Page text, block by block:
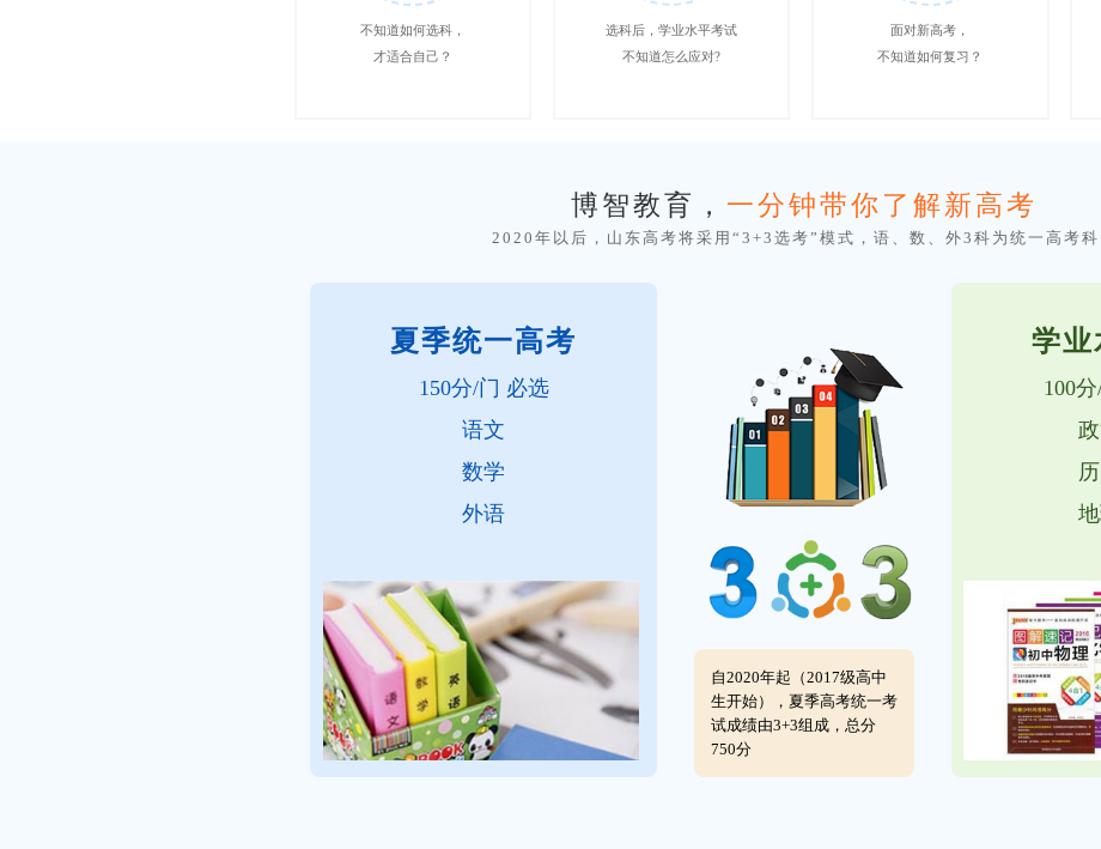
不知道如何选科，
才适合自己？
选科后，学业水平考试
不知道怎么应对?
面对新高考，
不知道如何复习？
博智教育， 一分钟带你了解新高考
2020年以后，山东高考将采用“3+3选考”模式，语、数、外3科为统一高考科
夏季统一高考
150分/门 必选
语文
数学
外语
自2020年起（2017级高中
生开始），夏季高考统一考
试成绩由3+3组成，总分
750分
学业
100